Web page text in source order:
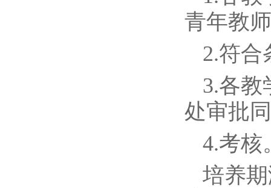
青年教
2.符合
3.各教
处审批
4.考核
培养